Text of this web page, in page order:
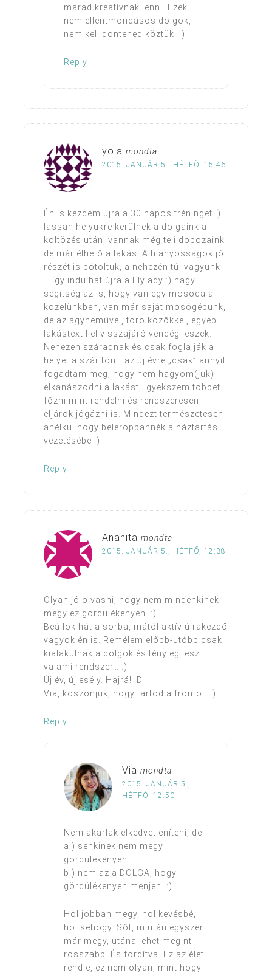
marad kreatívnak lenni. Ezek
nem ellentmondásos dolgok,
nem kell döntened köztük. :)
Reply
yola mondta
2015. JANUÁR 5., HÉTFŐ, 15:46
Én is kezdem újra a 30 napos tréninget :)
lassan helyükre kerülnek a dolgaink a
költözés után, vannak még teli dobozaink
de már élhető a lakás. A hiányosságok jó
részét is pótoltuk, a nehezén túl vagyunk
– így indulhat újra a Flylady :) nagy
segítség az is, hogy van egy mosoda a
közelünkben, van már saját mosógépünk,
de az ágyneművel, törölközőkkel, egyéb
lakástextillel visszajáró vendég leszek.
Nehezen száradnak és csak foglalják a
helyet a szárítón… az új évre „csak” annyit
fogadtam meg, hogy nem hagyom(juk)
elkanászodni a lakást, igyekszem többet
főzni mint rendelni és rendszeresen
eljárok jógázni is. Mindezt természetesen
anélkül hogy beleroppannék a háztartás
vezetésébe :)
Reply
Anahita mondta
2015. JANUÁR 5., HÉTFŐ, 12:38
Olyan jó olvasni, hogy nem mindenkinek
megy ez gördülékenyen. :)
Beállok hát a sorba, mától aktív újrakezdő
vagyok én is. Remélem előbb-utóbb csak
kialakulnak a dolgok és tényleg lesz
valami rendszer… :)
Új év, új esély. Hajrá! :D
Via, köszönjük, hogy tartod a frontot! :)
Reply
Via mondta
2015. JANUÁR 5.,
HÉTFŐ, 12:50
Nem akarlak elkedvetleníteni, de
a.) senkinek nem megy
gördülékenyen
b.) nem az a DOLGA, hogy
gördülékenyen menjen. :)
Hol jobban megy, hol kevésbé,
hol sehogy. Sőt, miután egyszer
már megy, utána lehet megint
rosszabb. És fordítva. Ez az élet
rendje, ez nem olyan, mint hogy